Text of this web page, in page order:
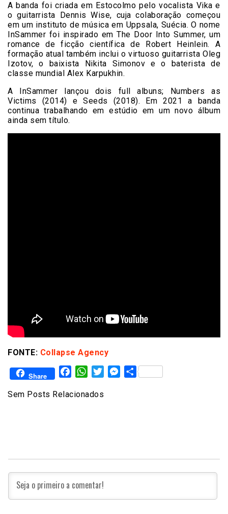
A banda foi criada em Estocolmo pelo vocalista Vika e
o guitarrista Dennis Wise, cuja colaboração começou
em um instituto de música em Uppsala, Suécia. O nome
InSammer foi inspirado em The Door Into Summer, um
romance de ficção científica de Robert Heinlein. A
formação atual também inclui o virtuoso guitarrista Oleg
Izotov, o baixista Nikita Simonov e o baterista de
classe mundial Alex Karpukhin.
A InSammer lançou dois full albuns; Numbers as
Victims (2014) e Seeds (2018). Em 2021 a banda
continua trabalhando em estúdio em um novo álbum
ainda sem título.
FONTE: Collapse Agency
Share FacebookWhatsAppTwitterMessenger
Share
Sem Posts Relacionados